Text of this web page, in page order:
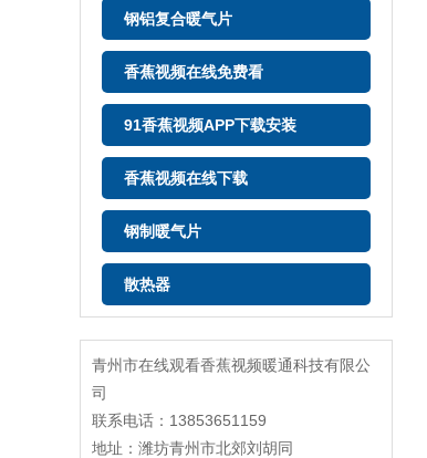
钢铝复合暖气片
香蕉视频在线免费看
91香蕉视频APP下载安装
香蕉视频在线下载
钢制暖气片
散热器
青州市在线观看香蕉视频暖通科技有限公
司
联系电话：13853651159
地址：潍坊青州市北郊刘胡同